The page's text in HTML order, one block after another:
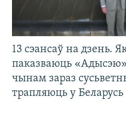
13 сэансаў на дзень.
паказваюць
чынам зараз
трапляюць у Беларусь